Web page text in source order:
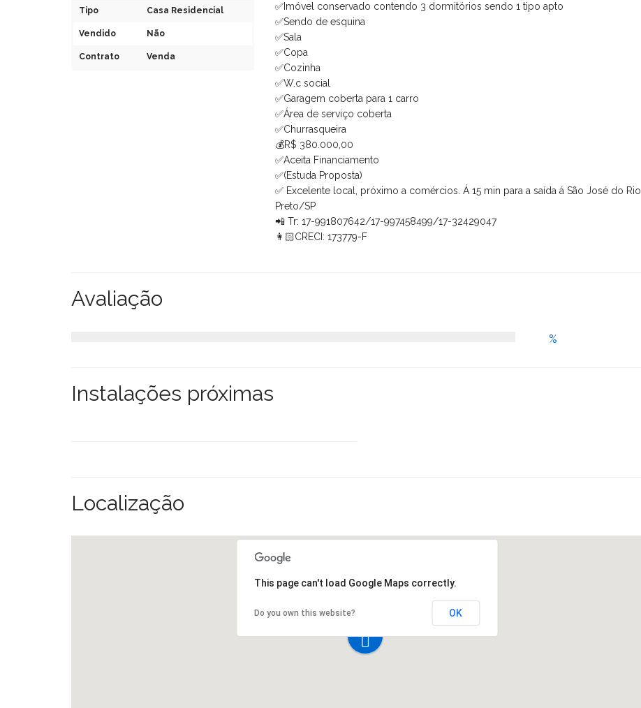
Tipo Casa Residencial
Vendido Não
Contrato Venda
✅Imóvel conservado contendo 3 dormitórios sendo 1 tipo apto
✅Sendo de esquina
✅Sala
✅Copa
✅Cozinha
✅W.c social
✅Garagem coberta para 1 carro
✅Área de serviço coberta
✅Churrasqueira
💰R$ 380.000,00
✅Aceita Financiamento
✅(Estuda Proposta)
✅ Excelente local, próximo a comércios. Á 15 min para a saída á São José do Rio
Preto/SP
📲 Tr: 17-991807642/17-997458499/17-32429047
👩🏻CRECI: 173779-F
Avaliação
%
Instalações próximas
Localização
This page can't load Google Maps correctly.
Do you own this website? OK